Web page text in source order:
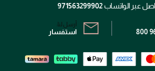
عبر الواتساب 971563299902
800
أرسل لنا:
استفسار